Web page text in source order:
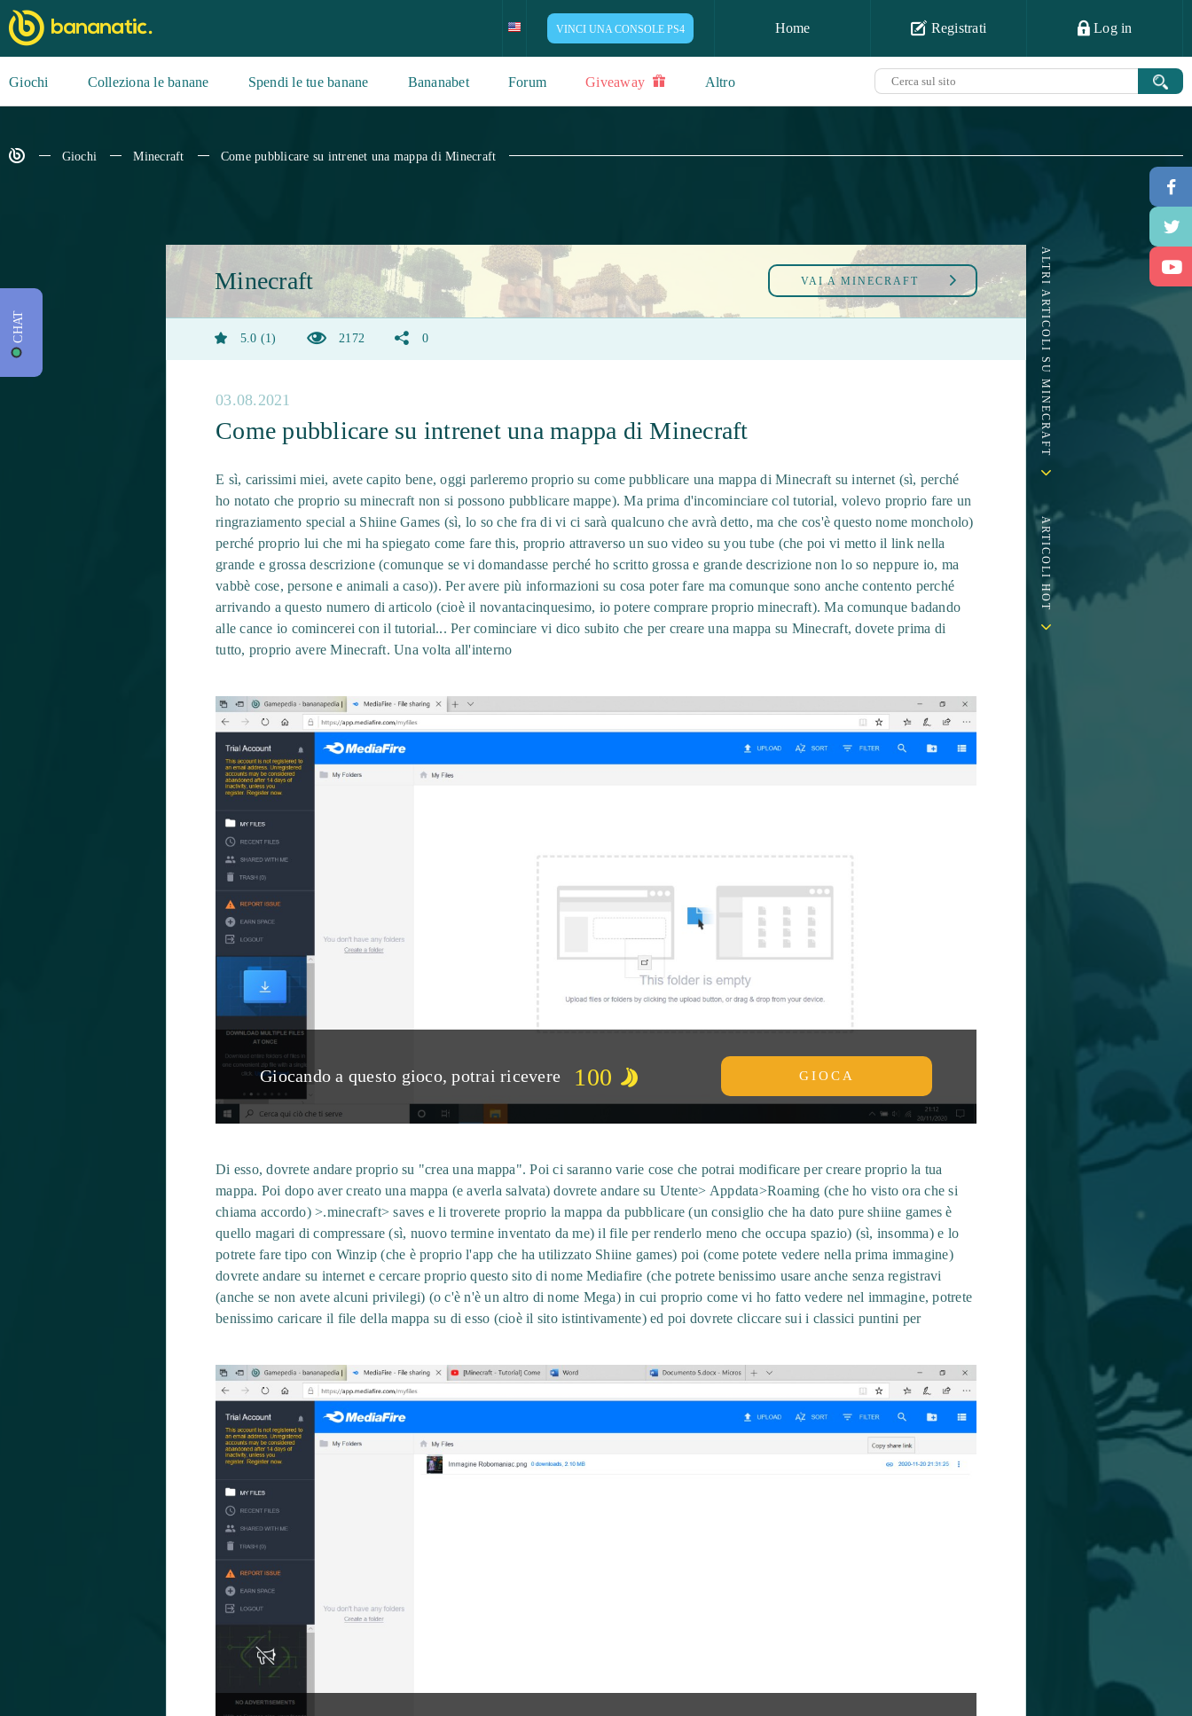
VINCI UNA CONSOLE PS4 Home Registrati Log in
Giochi Colleziona le banane Spendi le tue banane Bananabet Forum Giveaway Altro
Giochi Minecraft Come pubblicare su intrenet una mappa di Minecraft
ALTRI ARTICOLI SU MINECRAFT
ARTICOLI HOT
VAI A MINECRAFT
Minecraft
5.0 1 2172 0
03.08.2021
Come pubblicare su intrenet una mappa di Minecraft
E sì, carissimi miei, avete capito bene, oggi parleremo proprio su come pubblicare una mappa di Minecraft su internet (sì, perché
ho notato che proprio su minecraft non si possono pubblicare mappe). Ma prima d'incominciare col tutorial, volevo proprio fare un
ringraziamento special a Shiine Games (sì, lo so che fra di vi ci sarà qualcuno che avrà detto, ma che cos'è questo nome moncholo)
perché proprio lui che mi ha spiegato come fare this, proprio attraverso un suo video su you tube (che poi vi metto il link nella
grande e grossa descrizione (comunque se vi domandasse perché ho scritto grossa e grande descrizione non lo so neppure io, ma
vabbè cose, persone e animali a caso)). Per avere più informazioni su cosa poter fare ma comunque sono anche contento perché
arrivando a questo numero di articolo (cioè il novantacinquesimo, io potere comprare proprio minecraft). Ma comunque badando
alle cance io comincerei con il tutorial... Per cominciare vi dico subito che per creare una mappa su Minecraft, dovete prima di
tutto, proprio avere Minecraft. Una volta all'interno
Giocando a questo gioco, potrai ricevere 100 GIOCA
Di esso, dovrete andare proprio su "crea una mappa". Poi ci saranno varie cose che potrai modificare per creare proprio la tua
mappa. Poi dopo aver creato una mappa (e averla salvata) dovrete andare su Utente> Appdata>Roaming (che ho visto ora che si
chiama accordo) >.minecraft> saves e li troverete proprio la mappa da pubblicare (un consiglio che ha dato pure shiine games è
quello magari di compressare (sì, nuovo termine inventato da me) il file per renderlo meno che occupa spazio) (sì, insomma) e lo
potrete fare tipo con Winzip (che è proprio l'app che ha utilizzato Shiine games) poi (come potete vedere nella prima immagine)
dovrete andare su internet e cercare proprio questo sito di nome Mediafire (che potrete benissimo usare anche senza registravi
(anche se non avete alcuni privilegi) (o c'è n'è un altro di nome Mega) in cui proprio come vi ho fatto vedere nel immagine, potrete
benissimo caricare il file della mappa su di esso (cioè il sito istintivamente) ed poi dovrete cliccare sui i classici puntini per
CHAT